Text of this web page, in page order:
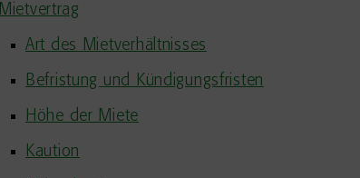
Mietvertrag
Art des Mietverhältnisses
Befristung und Kündigungsfristen
Höhe der Miete
Kaution